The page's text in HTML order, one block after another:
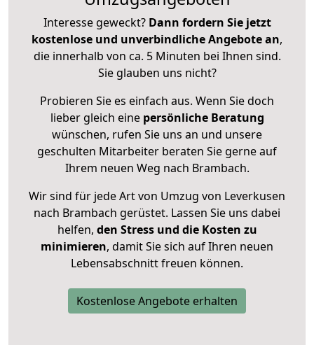
Interesse geweckt? Dann fordern Sie jetzt
kostenlose und unverbindliche Angebote an,
die innerhalb von ca. 5 Minuten bei Ihnen sind.
Sie glauben uns nicht?
Probieren Sie es einfach aus. Wenn Sie doch
lieber gleich eine persönliche Beratung
wünschen, rufen Sie uns an und unsere
geschulten Mitarbeiter beraten Sie gerne auf
Ihrem neuen Weg nach Brambach.
Wir sind für jede Art von Umzug von Leverkusen
nach Brambach gerüstet. Lassen Sie uns dabei
helfen, den Stress und die Kosten zu
minimieren, damit Sie sich auf Ihren neuen
Lebensabschnitt freuen können.
Kostenlose Angebote erhalten